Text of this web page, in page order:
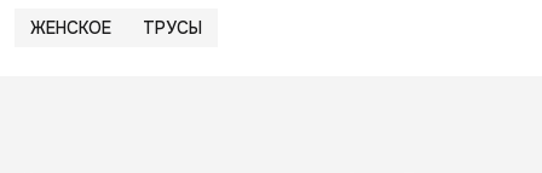
ЖЕНСКОЕ ТРУСЫ